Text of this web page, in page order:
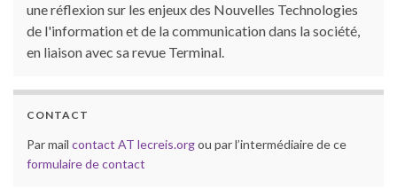
une réflexion sur les enjeux des Nouvelles Technologies
de l'information et de la communication dans la société,
en liaison avec sa revue Terminal.
CONTACT
Par mail contact AT lecreis.orgou par l’intermédiaire de ce
formulaire de contact